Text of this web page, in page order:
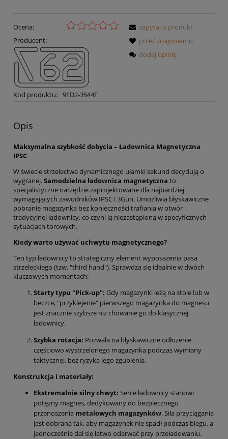
Ocena:
Producent:
Kod produktu: 9FD2-3544F
zapytaj o produkt
poleć znajomemu
dodaj opinię
Opis
Maksymalna szybkość dobycia – Ładownica Magnetyczna
IPSC
W świecie strzelectwa dynamicznego ułamki sekund decydują o
wygranej.Samodzielna ładownica magnetyczna to
specjalistyczne narzędzie zaprojektowane dla najbardziej
wymagających zawodników IPSC i 3Gun. Umożliwia błyskawiczne
pobranie magazynka bez konieczności trafiania w otwór
tradycyjnej ładownicy, co czyni ją niezastąpioną w specyficznych
sytuacjach torowych.
Kiedy warto używać uchwytu magnetycznego?
Ten typ ładownicy to strategiczny element wyposażenia pasa
strzeleckiego (tzw. "third hand"). Sprawdza się idealnie w dwóch
kluczowych momentach:
Starty typu "Pick-up": Gdy magazynki leżą na stole lub w
beczce, "przyklejenie" pierwszego magazynka do magnesu
jest znacznie szybsze niż chowanie go do klasycznej
ładownicy.
Szybka rotacja: Pozwala na błyskawiczne odłożenie
częściowo wystrzelonego magazynka podczas wymiany
taktycznej, bez ryzyka jego zgubienia.
Konstrukcja i materiały:
Ekstremalnie silny chwyt: Serce ładownicy stanowi
potężny magnes, dedykowany do bezpiecznego
przenoszenia metalowych magazynków. Siła przyciągania
jest dobrana tak, aby magazynek nie spadł podczas biegu, a
jednocześnie dał się łatwo oderwać przy przeładowaniu.